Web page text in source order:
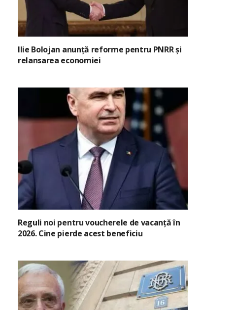
Ilie Bolojan anunță reforme pentru PNRR și
relansarea economiei
Reguli noi pentru voucherele de vacanță în
2026. Cine pierde acest beneficiu